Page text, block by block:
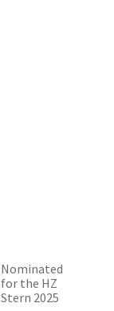
Nominated
for the HZ
Stern 2025